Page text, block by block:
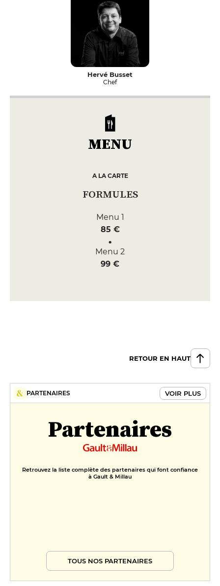
Hervé Busset
Chef
MENU
A LA CARTE
FORMULES
Menu 1
85 €
Menu 2
99 €
RETOUR EN HAUT
PARTENAIRES VOIR PLUS
Partenaires
Retrouvez la liste complète des partenaires qui font confiance
à Gault & Millau
TOUS NOS PARTENAIRES